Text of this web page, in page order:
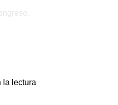
la lectura